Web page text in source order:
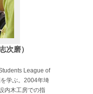
次磨）
League of
学ぶ。2004年埼
内木工房での指